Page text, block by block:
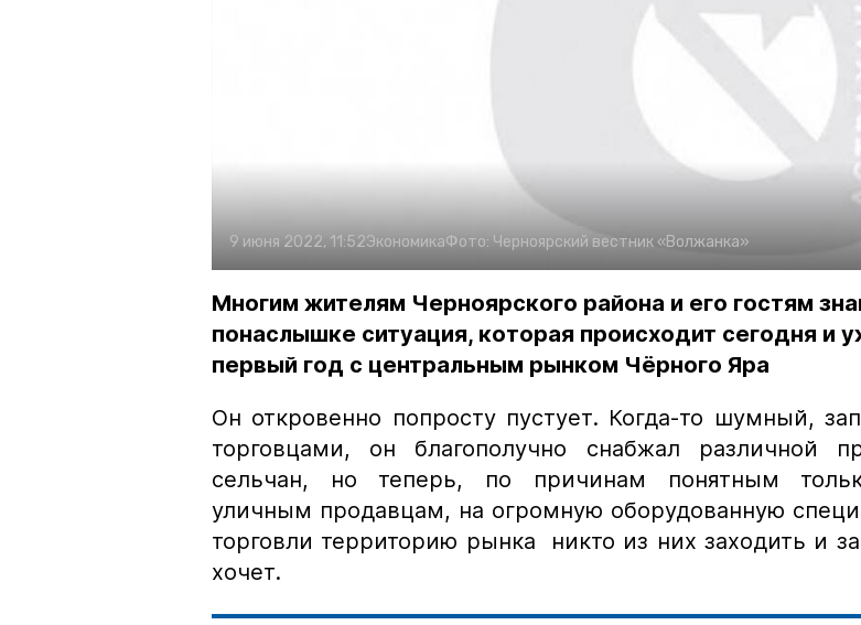
9 июня 2022, 11:52ЭкономикаФото: Черноярский вестник «Волжанка»
Многим жителям Черноярского района и его гостям
понаслышке ситуация, которая происходит сегодня и
первый год с центральным рынком Чёрного Яра
Он откровенно попросту пустует. Когда-то шумный,
торговцами, он благополучно снабжал различной
сельчан, но теперь, по причинам понятным
уличным продавцам, на огромную оборудованную
торговли территорию рынка никто из них заходить и
хочет.